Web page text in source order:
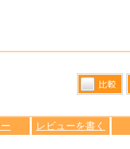
る
レビューを書く